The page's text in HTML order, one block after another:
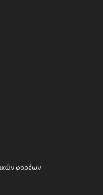
φορέων